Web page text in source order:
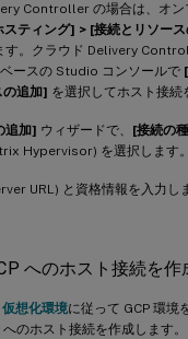
Controller の場合は、オ
スティング] > [接続とリソー
す。クラウド Delivery
ースの Studio コンソールで
の追加] を選択してホスト接続
追加] ウィザードで、 [接続の
Hypervisor) を選択します。
URL) と資格情報を入力し
へのホスト接続を作
想化環境に従って GCP 環境
のホスト接続を作成します。